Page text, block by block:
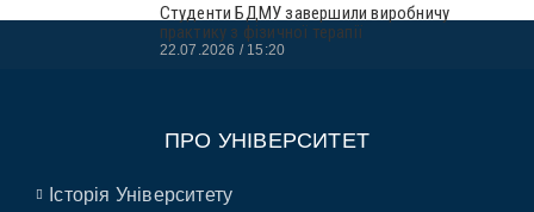
Студенти БДМУ завершили виробничу
практику з фізичної терапії
22.07.2026 15:20
ПРО УНІВЕРСИТЕТ
Історія Університету